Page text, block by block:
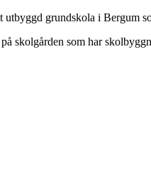
grundskola i Bergum
skolgården som har